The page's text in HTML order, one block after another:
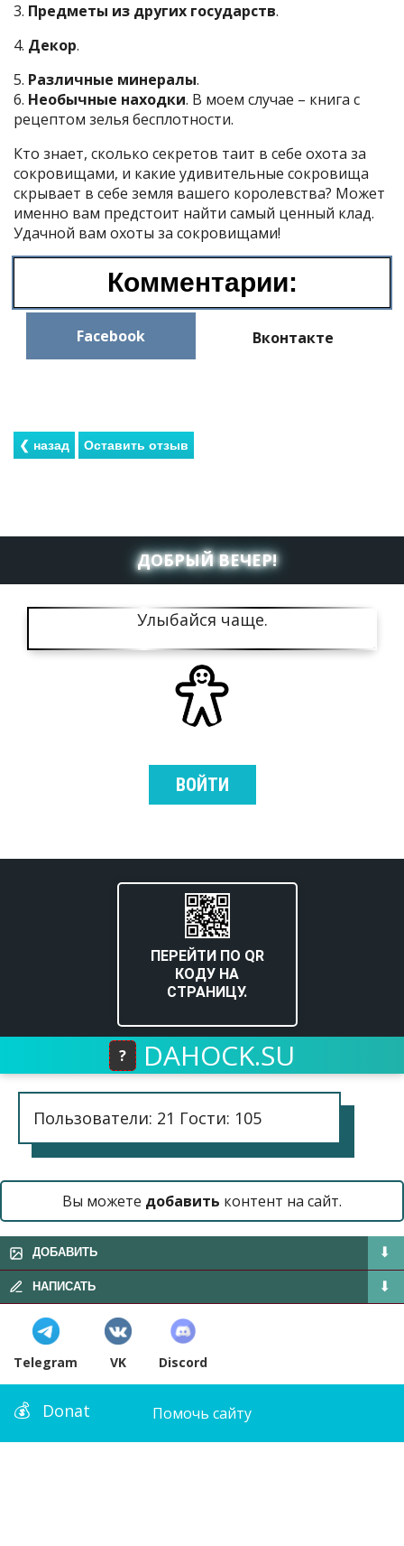
3. Предметы из других государств.
4. Декор.
5. Различные минералы.
6. Необычные находки. В моем случае – книга с
рецептом зелья бесплотности.
Кто знает, сколько секретов таит в себе охота за
сокровищами, и какие удивительные сокровища
скрывает в себе земля вашего королевства? Может
именно вам предстоит найти самый ценный клад.
Удачной вам охоты за сокровищами!
Комментарии:
Facebook Вконтакте
ДОБРЫЙ ВЕЧЕР!
Улыбайся чаще.
ВОЙТИ
ПЕРЕЙТИ ПО QR
КОДУ НА
СТРАНИЦУ.
? DAHOCK.SU
Пользователи: 21 Гости: 105
Вы можете добавить контент на сайт.
ДОБАВИТЬ
НАПИСАТЬ
Telegram VK Discord
Donat